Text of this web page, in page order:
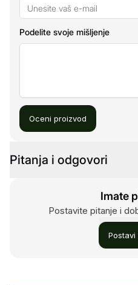
Podelite svoje mišljenje
Oceni proizvod
Pitanja i odgovori
Imate
Postavite pitanje i
Postavi